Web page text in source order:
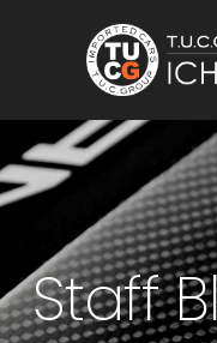
Staff